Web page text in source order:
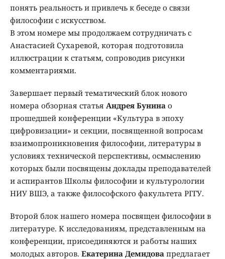
понять реальность и привлечь к беседе о связи
философии с искусством.
В этом номере мы продолжаем сотрудничать с
Анастасией Сухаревой, которая подготовила
иллюстрации к статьям, сопроводив рисунки
комментариями.
Завершает первый тематический блок нового
номера обзорная статья Андрея Бунина о
прошедшей конференции «Культура в эпоху
цифровизации» и секции, посвященной вопросам
взаимопроникновения философии, литературы в
условиях технической перспективы, осмыслению
которых были посвящены доклады преподавателей
и аспирантов Школы философии и культурологии
НИУ ВШЭ, а также философского факультета РГГУ.
Второй блок нашего номера посвящен философии в
литературе. К исследованиям, представленным на
конференции, присоединяются и работы наших
молодых авторов. Екатерина Демидова предлагает